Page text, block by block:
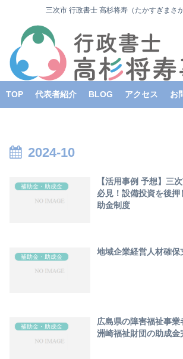
三次市 行政書士 高杉将寿（たかすぎまさ
TOP 代表者紹介 BLOG アクセス お
2024-10
補助金・助成金
【活用事例 予想】三
必見！設備投資を後
助金制度
補助金・助成金
地域企業経営人材確保
補助金・助成金
広島県の障害福祉事
洲崎福祉財団の助成金